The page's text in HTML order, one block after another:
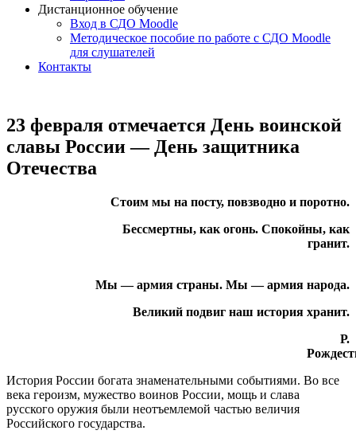
Дистанционное обучение
Вход в СДО Moodle
Методическое пособие по работе с СДО Moodle
для слушателей
Контакты
23 февраля отмечается День воинской
славы России — День защитника
Отечества
Стоим мы на посту, повзводно и поротно.
Бессмертны, как огонь. Спокойны, как
гранит.
Мы — армия страны. Мы — армия народа.
Великий подвиг наш история хранит.
Р.
История России богата знаменательными событиями. Во все
века героизм, мужество воинов России, мощь и слава
русского оружия были неотъемлемой частью величия
Российского государства.